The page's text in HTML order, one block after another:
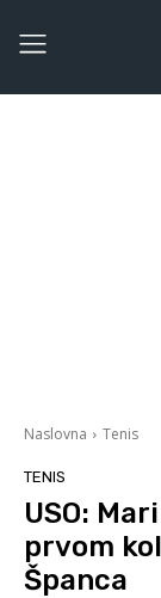
Naslovna Tenis
TENIS
USO:
prvom
Španca